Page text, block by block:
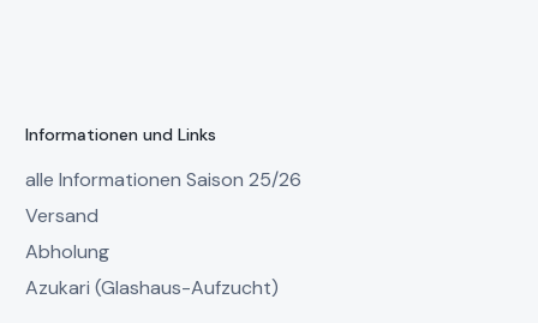
Informationen und Links
alle Informationen Saison 25/26
Versand
Abholung
Azukari (Glashaus-Aufzucht)